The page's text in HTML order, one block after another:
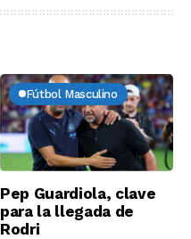
Fútbol Masculino
Pep Guardiola, clave
para la llegada de
Rodri